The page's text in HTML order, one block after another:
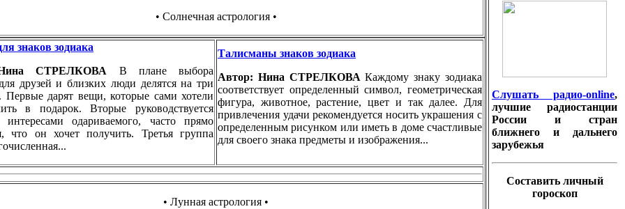
• Солнечная астрология •
знаков зодиака
СТРЕЛКОВА В плане выбора
друзей и близких люди делятся на три
Первые дарят вещи, которые сами хотели
в подарок. Вторые руководствуется
одариваемого, часто прямо
что он хочет получить. Третья группа
Талисманы знаков зодиака
Автор: Нина СТРЕЛКОВАКаждому знаку зодиака
соответствует определенный символ, геометрическая
фигура, животное, растение, цвет и так далее. Для
привлечения удачи рекомендуется носить украшения с
определенным рисунком или иметь в доме счастливые
для своего знака предметы и изображения...
• Лунная астрология •
Слушать радио-online,
лучшие радиостанции
России и стран
ближнего и дальнего
зарубежья
Составить личный
гороскоп